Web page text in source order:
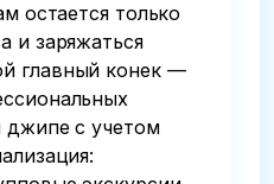
остается только
и заряжаться
главный конек —
джипе с учетом